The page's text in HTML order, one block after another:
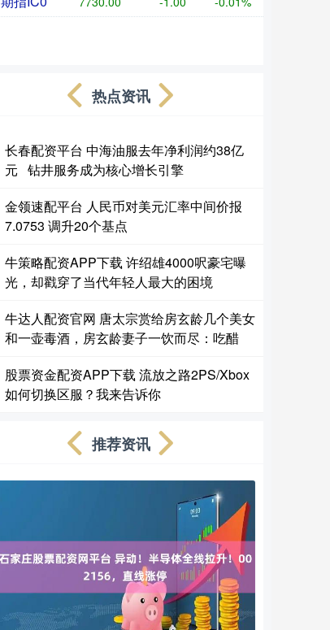
热点资讯
长春配资平台 中海油服去年净利润约38亿
元 钻井服务成为核心增长引擎
金领速配平台 人民币对美元汇率中间价报
7.0753 调升20个基点
牛策略配资APP下载 许绍雄4000呎豪宅曝
光，却戳穿了当代年轻人最大的困境
牛达人配资官网 唐太宗赏给房玄龄几个美女
和一壶毒酒，房玄龄妻子一饮而尽：吃醋
股票资金配资APP下载 流放之路2PS/Xbox
如何切换区服？我来告诉你
推荐资讯